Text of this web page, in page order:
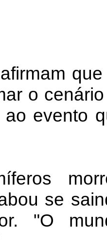
o
ao evento
se
"O